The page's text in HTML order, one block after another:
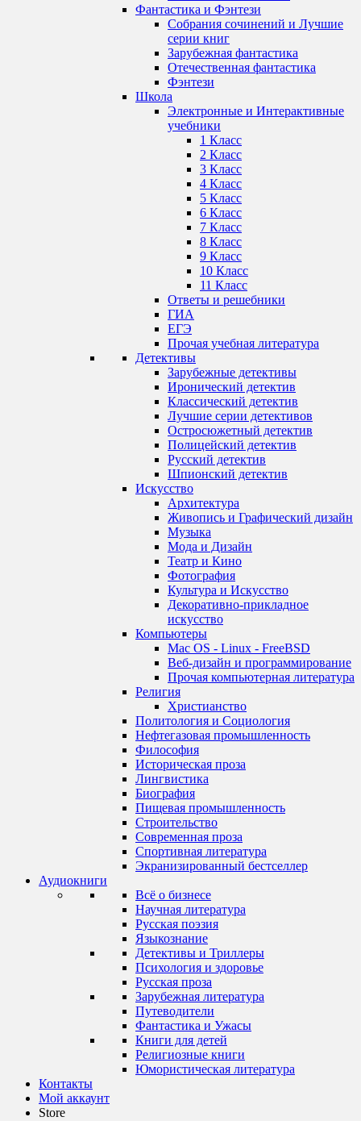
Фантастика и Фэнтези
Собрания сочинений и Лучшие
серии книг
Зарубежная фантастика
Отечественная фантастика
Фэнтези
Школа
Электронные и Интерактивные
учебники
1 Класс
2 Класс
3 Класс
4 Класс
5 Класс
6 Класс
7 Класс
8 Класс
9 Класс
10 Класс
11 Класс
Ответы и решебники
ГИА
ЕГЭ
Прочая учебная литература
Детективы
Зарубежные детективы
Иронический детектив
Классический детектив
Лучшие серии детективов
Остросюжетный детектив
Полицейский детектив
Русский детектив
Шпионский детектив
Искусство
Архитектура
Живопись и Графический дизайн
Музыка
Мода и Дизайн
Театр и Кино
Фотография
Культура и Искусство
Декоративно-прикладное
искусство
Компьютеры
Mac OS - Linux - FreeBSD
Веб-дизайн и программирование
Прочая компьютерная литература
Религия
Христианство
Политология и Социология
Нефтегазовая промышленность
Философия
Историческая проза
Лингвистика
Биография
Пищевая промышленность
Строительство
Современная проза
Спортивная литература
Экранизированный бестселлер
Аудиокниги
Всё о бизнесе
Научная литература
Русская поэзия
Языкознание
Детективы и Триллеры
Психология и здоровье
Русская проза
Зарубежная литература
Путеводители
Фантастика и Ужасы
Книги для детей
Религиозные книги
Юмористическая литература
Контакты
Мой аккаунт
Store